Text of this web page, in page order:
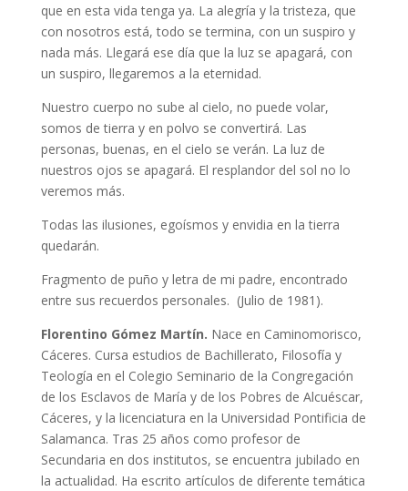
que en esta vida tenga ya. La alegría y la tristeza, que
con nosotros está, todo se termina, con un suspiro y
nada más. Llegará ese día que la luz se apagará, con
un suspiro, llegaremos a la eternidad.
Nuestro cuerpo no sube al cielo, no puede volar,
somos de tierra y en polvo se convertirá. Las
personas, buenas, en el cielo se verán. La luz de
nuestros ojos se apagará. El resplandor del sol no lo
veremos más.
Todas las ilusiones, egoísmos y envidia en la tierra
quedarán.
Fragmento de puño y letra de mi padre, encontrado
entre sus recuerdos personales. (Julio de 1981).
Florentino Gómez Martín. Nace en Caminomorisco,
Cáceres. Cursa estudios de Bachillerato, Filosofía y
Teología en el Colegio Seminario de la Congregación
de los Esclavos de María y de los Pobres de Alcuéscar,
Cáceres, y la licenciatura en la Universidad Pontificia de
Salamanca. Tras 25 años como profesor de
Secundaria en dos institutos, se encuentra jubilado en
la actualidad. Ha escrito artículos de diferente temática